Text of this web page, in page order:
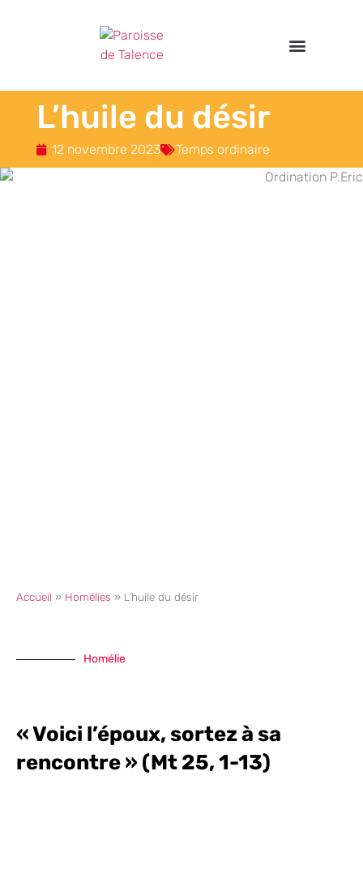
L’huile du désir
12 novembre 2023 Temps ordinaire
Accueil » Homélies » L’huile du désir
Homélie
« Voici l’époux, sortez à sa
rencontre » (Mt 25, 1-13)